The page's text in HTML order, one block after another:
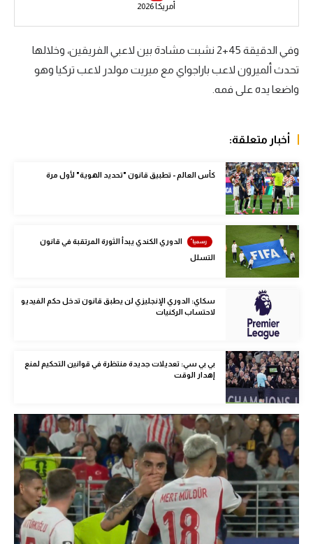
كرة يد
كرة طائرة
في المونديال
رياضة نسائية
آسيا
أمريكا
ركن الألعاب
أقسام خاصة
Gamers
ميركاتو
تحقيق في الجول
تحليل في الجول
حكايات في الجول
كويز في الجول
فيديو في الجول
أمريكا 2026
وفي الدقيقة 45+2 نشبت مشادة بين لاعبي الفريقين، وخلالها
تحدث ألميرون لاعب باراجواي مع ميريت مولدر لاعب تركيا وهو
واضعا يده على فمه.
أخبار متعلقة:
كأس العالم - تطبيق قانون "تحديد الهوية" لأول مرة
الدوري الكندي يبدأ الثورة المرتقبة في قانون
التسلل
سكاي: الدوري الإنجليزي لن يطبق قانون تدخل حكم الفيديو
لاحتساب الركنيات
بي بي سي: تعديلات جديدة منتظرة في قوانين التحكيم لمنع
إهدار الوقت